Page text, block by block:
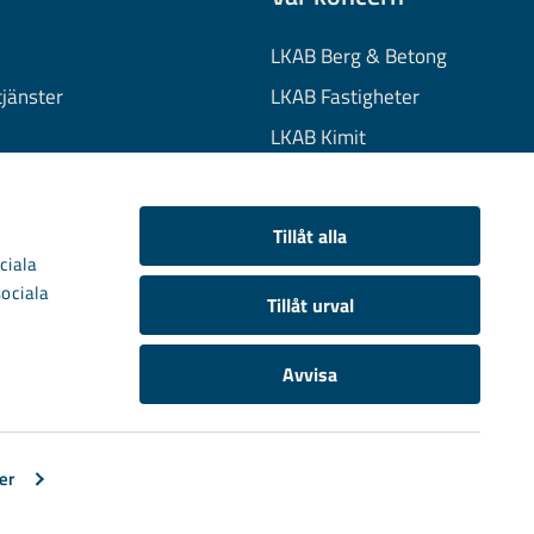
Tillåt alla
Tillåt urval
Avvisa
LKAB Berg & Betong
LKAB Fastigheter
LKAB Kimit
LKAB Wassara
Samhällsutveckling